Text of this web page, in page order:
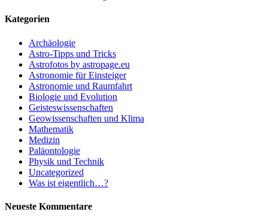
Kategorien
Archäologie
Astro-Tipps und Tricks
Astrofotos by astropage.eu
Astronomie für Einsteiger
Astronomie und Raumfahrt
Biologie und Evolution
Geisteswissenschaften
Geowissenschaften und Klima
Mathematik
Medizin
Paläontologie
Physik und Technik
Uncategorized
Was ist eigentlich…?
Neueste Kommentare